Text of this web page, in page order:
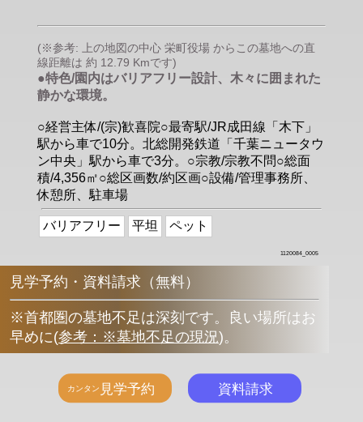
(※参考: 上の地図の中心 栄町役場 からこの墓地への直
線距離は 約 12.79 Kmです)
●特色/園内はバリアフリー設計、木々に囲まれた
静かな環境。
○経営主体/(宗)歓喜院○最寄駅/JR成田線「木下」
駅から車で10分。北総開発鉄道「千葉ニュータウ
ン中央」駅から車で3分。○宗教/宗教不問○総面
積/4,356㎡○総区画数/約区画○設備/管理事務所、
休憩所、駐車場
バリアフリー 平坦 ペット
1120084_0005
見学予約・資料請求（無料）
※首都圏の墓地不足は深刻です。良い場所はお
早めに(参考：※墓地不足の現況)。